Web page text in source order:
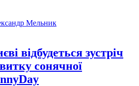
Мельник
відбудеться зустріч
сонячної